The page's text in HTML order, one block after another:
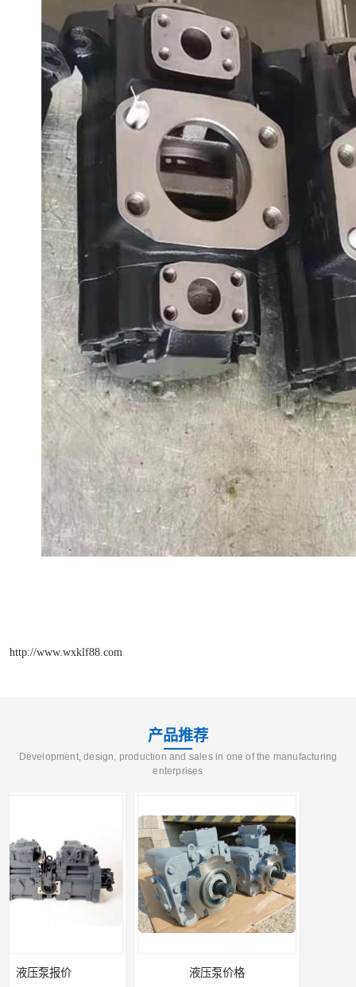
http://www.wxklf88.com
产品推荐
Development, design, production and sales in one of the manufacturing
enterprises
液压泵价格